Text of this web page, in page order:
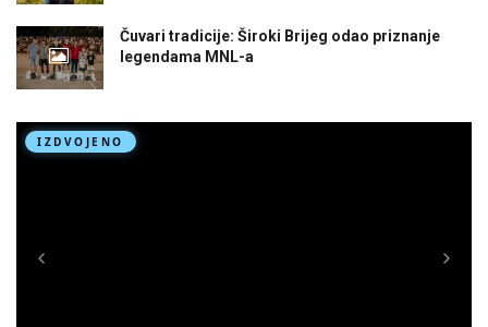
Čuvari tradicije: Široki Brijeg odao priznanje
legendama MNL-a